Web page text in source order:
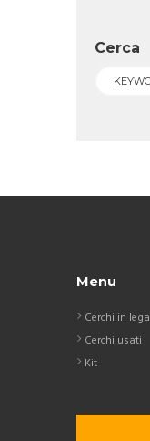
Cerca
Menu
Cerchi in lega
Cerchi usati
Kit